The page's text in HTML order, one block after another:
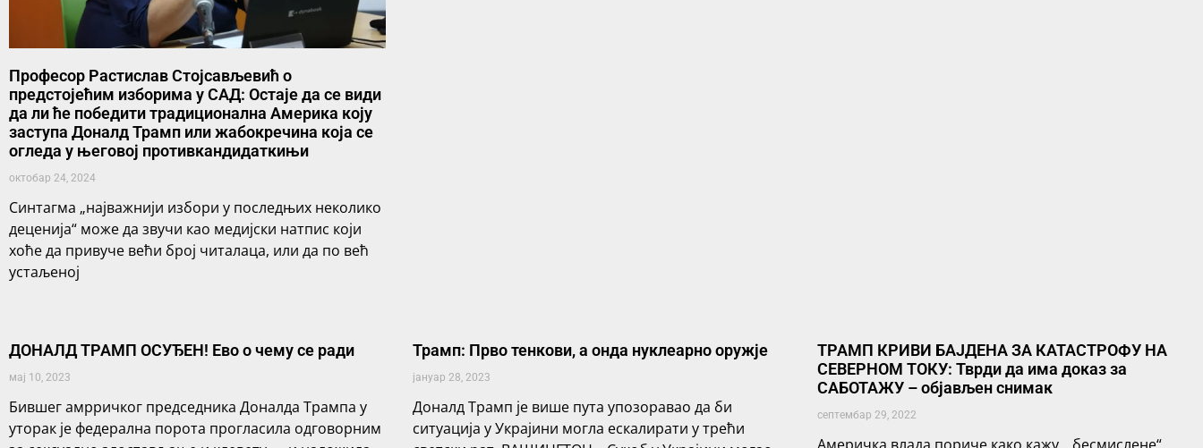
Професор Растислав Стојсављевић о
предстојећим изборима у САД: Остаје да се види
да ли ће победити традиционална Америка коју
заступа Доналд Трамп или жабокречина која се
огледа у његовој противкандидаткињи
октобар 24, 2024
Синтагма „најважнији избори у последњих неколико
деценија“ може да звучи као медијски натпис који
хоће да привуче већи број читалаца, или да по већ
устаљеној
ДОНАЛД ТРАМП ОСУЂЕН! Ево о чему се ради
мај 10, 2023
Бившег амрричког председника Доналда Трампа у
уторак је федерална порота прогласила одговорним
Трамп: Прво тенкови, а онда нуклеарно оружје
јануар 28, 2023
Доналд Трамп је више пута упозоравао да би
ситуација у Украјини могла ескалирати у трећи
ТРАМП КРИВИ БАЈДЕНА ЗА КАТАСТРОФУ НА
СЕВЕРНОМ ТОКУ: Тврди да има доказ за
САБОТАЖУ – објављен снимак
септембар 29, 2022